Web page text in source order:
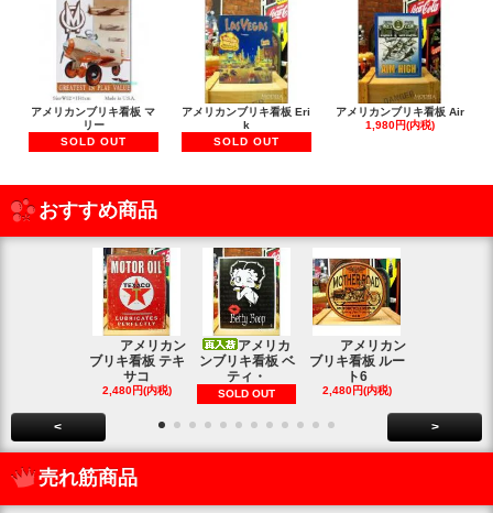
アメリカンブリキ看板 マ
リー
SOLD OUT
アメリカンブリキ看板 Eri
k
SOLD OUT
アメリカンブリキ看板 Air
1,980円(内税)
おすすめ商品
アメリカン
ブリキ看板 テキ
サコ
2,480円(内税)
アメリカ
ンブリキ看板 ベ
ティ・
SOLD OUT
アメリカン
ブリキ看板 ルー
ト6
2,480円(内税)
< >
売れ筋商品